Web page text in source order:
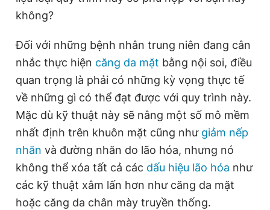
không?
Đối với những bệnh nhân trung niên đang cân
nhắc thực hiện căng da mặt bằng nội soi, điều
quan trọng là phải có những kỳ vọng thực tế
về những gì có thể đạt được với quy trình này.
Mặc dù kỹ thuật này sẽ nâng một số mô mềm
nhất định trên khuôn mặt cũng như giảm nếp
nhăn và đường nhăn do lão hóa, nhưng nó
không thể xóa tất cả các dấu hiệu lão hóa như
các kỹ thuật xâm lấn hơn như căng da mặt
hoặc căng da chân mày truyền thống.